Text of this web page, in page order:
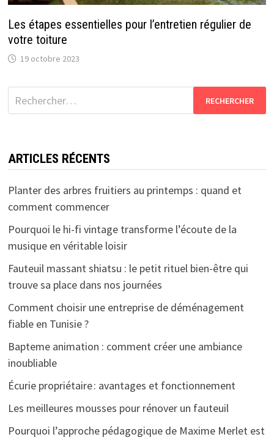
Les étapes essentielles pour l’entretien régulier de
votre toiture
19 octobre 2023
Rechercher :
ARTICLES RÉCENTS
Planter des arbres fruitiers au printemps : quand et
comment commencer
Pourquoi le hi-fi vintage transforme l’écoute de la
musique en véritable loisir
Fauteuil massant shiatsu : le petit rituel bien-être qui
trouve sa place dans nos journées
Comment choisir une entreprise de déménagement
fiable en Tunisie ?
Bapteme animation : comment créer une ambiance
inoubliable
Écurie propriétaire : avantages et fonctionnement
Les meilleures mousses pour rénover un fauteuil
Pourquoi l’approche pédagogique de Maxime Merlet est